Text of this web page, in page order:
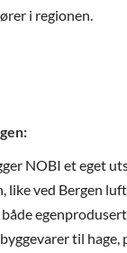
i regionen.
NOBI et eget
like ved Bergen
til hage,